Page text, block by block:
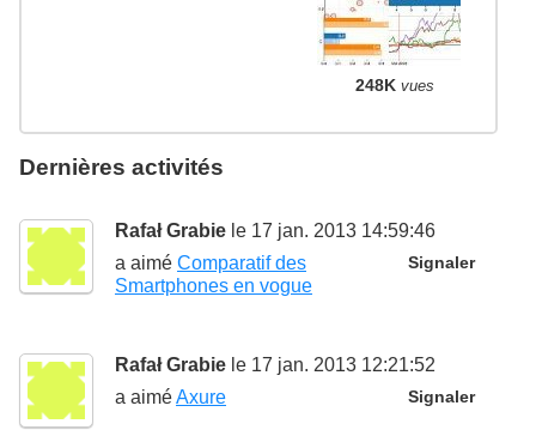
248K vues
Dernières activités
Rafał Grabie le 17 jan. 2013 14:59:46
Signaler
a aimé Comparatif des
Smartphones en vogue
Rafał Grabie le 17 jan. 2013 12:21:52
Signaler
a aiméAxure